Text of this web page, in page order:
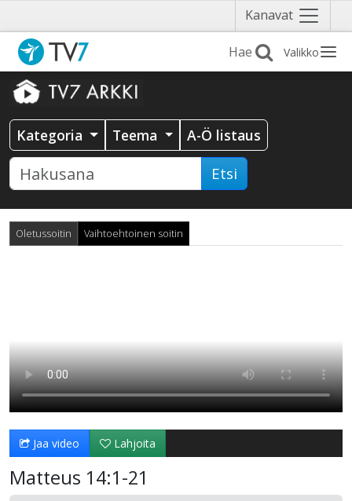
Kanavat Näytä
valikko
Valikko
Kategoria Teema A-Ö listaus
Etsi
Oletussoitin Vaihtoehtoinen soitin
Jaa video Lahjoita
Matteus 14:1-21